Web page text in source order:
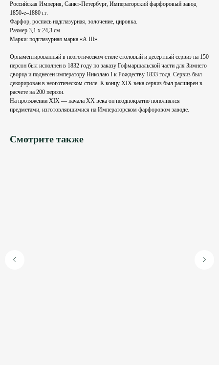
Российская Империя, Санкт-Петербург, Императорский фарфоровый завод
1850-е–1880 гг.
Фарфор, роспись надглазурная, золочение, цировка.
Размер 3,1 х 24,3 см
Марки: подглазурная марка «А III».
Орнаментированный в неоготическом стиле столовый и десертный сервиз на 150
персон был исполнен в 1832 году по заказу Гофмаршальской части для Зимнего
дворца и поднесен императору Николаю I к Рождеству 1833 года. Сервиз был
декорирован в неоготическом стиле. К концу XIX века сервиз был расширен в
расчете на 200 персон.
На протяжении XIX — начала XX века он неоднократно пополнялся
предметами, изготовлявшимися на Императорском фарфоровом заводе.
Смотрите также